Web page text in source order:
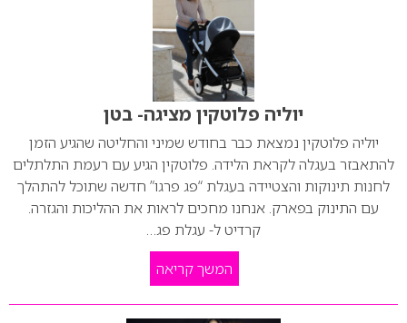
יוליה פלוטקין מציגה- בטן
יוליה פלוטקין נמצאת כבר בחודש שמיני והחליטה שהגיע הזמן
להתאבזר בעגלה לקראת הלידה. פלוטקין הגיע עם רעמת התלתלים
לחנות תינוקות והצטיידה בעגלת “פג פרגו” חדשה שתוכל להתהלך
עם התינוק בפארק. אנחנו מחכים לראות את ההליכות והגזרה.
קרדיט ל- עגלת פג…
המשך קריאה